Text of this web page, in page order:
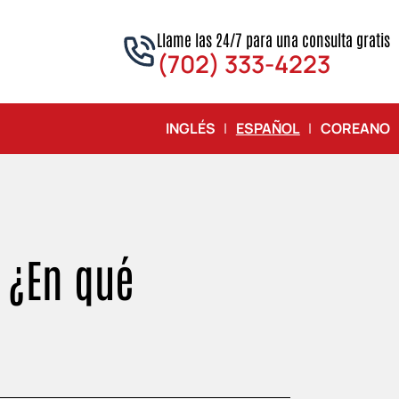
Llame las 24/7 para una consulta gratis
(702) 333-4223
INGLÉS | ESPAÑOL | COREANO
qué